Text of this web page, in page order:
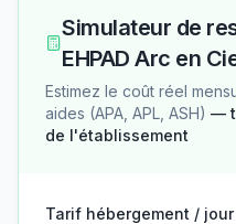
Simulateur de
EHPAD Arc en
Estimez le coût réel
aides (APA, APL, ASH) —
de l'établissement
Tarif hébergement /